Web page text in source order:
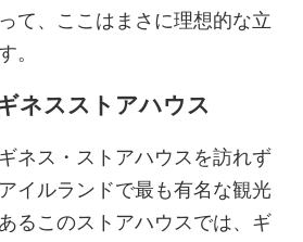
て、ここはまさに理想的な立
。
ネスストアハウス
ネス・ストアハウスを訪れず
イルランドで最も有名な観光
るこのストアハウスでは、ギ